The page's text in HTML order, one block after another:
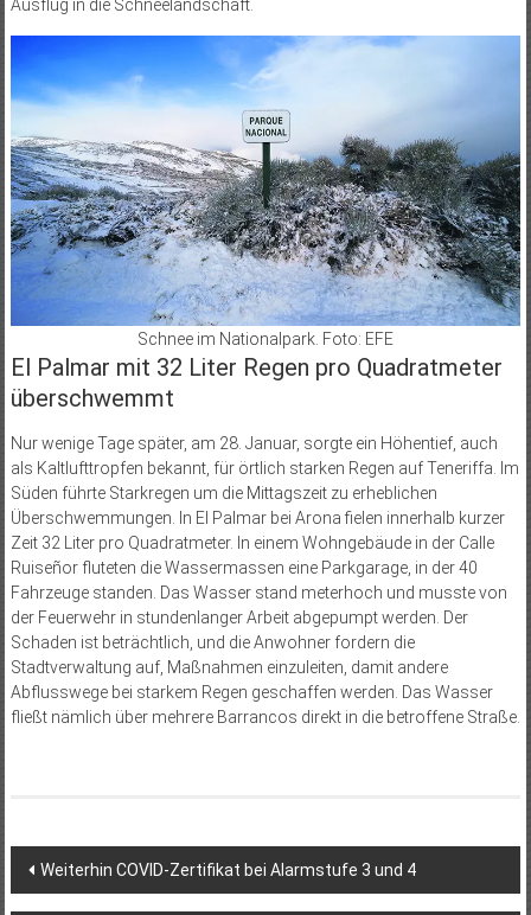
Ausflug in die Schneelandschaft.
Schnee im Nationalpark. Foto: EFE
El Palmar mit 32 Liter Regen pro Quadratmeter
überschwemmt
Nur wenige Tage später, am 28. Januar, sorgte ein Höhentief, auch
als Kaltlufttropfen bekannt, für örtlich starken Regen auf Teneriffa. Im
Süden führte Starkregen um die Mittagszeit zu erheblichen
Überschwemmungen. In El Palmar bei Arona fielen innerhalb kurzer
Zeit 32 Liter pro Quadratmeter. In einem Wohngebäude in der Calle
Ruiseñor fluteten die Wassermassen eine Parkgarage, in der 40
Fahrzeuge standen. Das Wasser stand meterhoch und musste von
der Feuerwehr in stundenlanger Arbeit abgepumpt werden. Der
Schaden ist beträchtlich, und die Anwohner fordern die
Stadtverwaltung auf, Maßnahmen einzuleiten, damit andere
Abflusswege bei starkem Regen geschaffen werden. Das Wasser
fließt nämlich über mehrere Barrancos direkt in die betroffene Straße.
Beitragsnavigation
Weiterhin COVID-Zertifikat bei Alarmstufe 3 und 4